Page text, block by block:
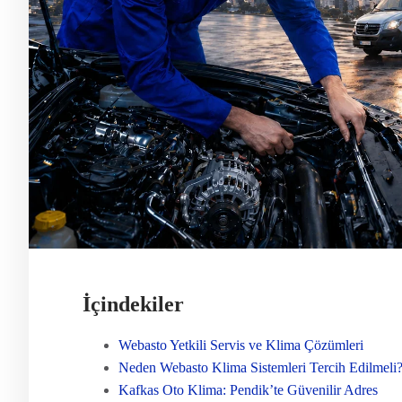
İçindekiler
Webasto Yetkili Servis ve Klima Çözümleri
Neden Webasto Klima Sistemleri Tercih Edilmeli?
Kafkas Oto Klima: Pendik’te Güvenilir Adres